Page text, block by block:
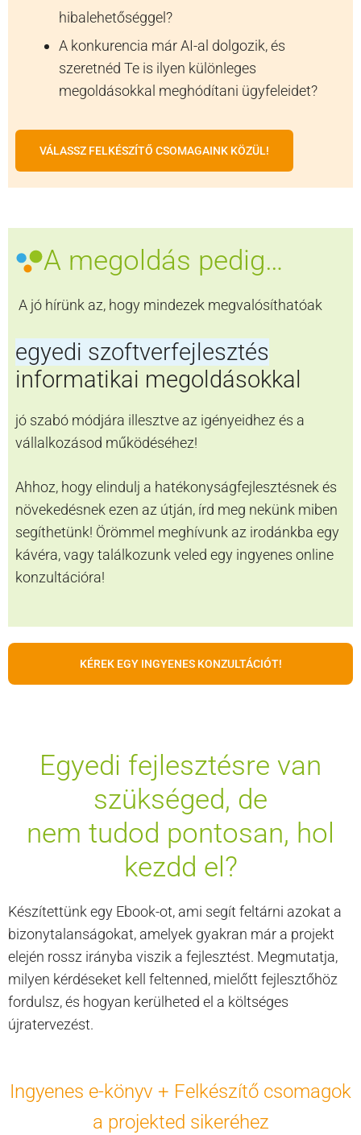
hibalehetőséggel?
A konkurencia már AI-al dolgozik, és
szeretnéd Te is ilyen különleges
megoldásokkal meghódítani ügyfeleidet?
VÁLASSZ FELKÉSZÍTŐ CSOMAGAINK KÖZÜL!
A megoldás pedig…
A jó hírünk az, hogy mindezek megvalósíthatóak
egyedi szoftverfejlesztés
informatikai megoldásokkal
jó szabó módjára illesztve az igényeidhez és a
vállalkozásod működéséhez!
Ahhoz, hogy elindulj a hatékonyságfejlesztésnek és
növekedésnek ezen az útján, írd meg nekünk miben
segíthetünk! Örömmel meghívunk az irodánkba egy
kávéra, vagy találkozunk veled egy ingyenes online
konzultációra!
KÉREK EGY INGYENES KONZULTÁCIÓT!
Egyedi fejlesztésre van
szükséged, de
nem tudod pontosan, hol
kezdd el?
Készítettünk egy Ebook-ot, ami segít feltárni azokat a
bizonytalanságokat, amelyek gyakran már a projekt
elején rossz irányba viszik a fejlesztést. Megmutatja,
milyen kérdéseket kell feltenned, mielőtt fejlesztőhöz
fordulsz, és hogyan kerülheted el a költséges
újratervezést.
Ingyenes e-könyv + Felkészítő csomagok
a projekted sikeréhez